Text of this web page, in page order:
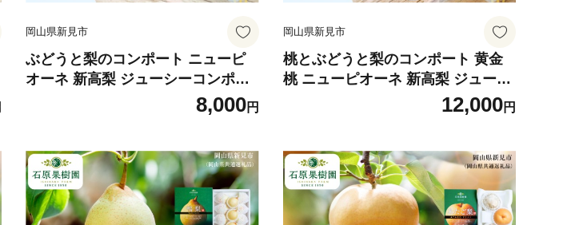
岡山県新見市
ぶどうと梨のコンポート ニューピ
オーネ 新高梨 ジューシーコンポー
ト 250g×2個（ニューピオーネ1
8,000円
岡山県新見市
桃とぶどうと梨のコンポート 黄金
桃 ニューピオーネ 新高梨 ジューシ
ーコンポート 250g×3個（黄金桃1
個・ニューピオーネ1個・新高梨1
12,000円